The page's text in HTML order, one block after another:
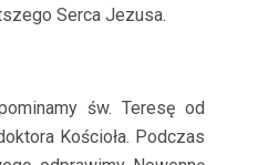
Serca Jezusa.
św. Teresę od
Kościoła. Podczas